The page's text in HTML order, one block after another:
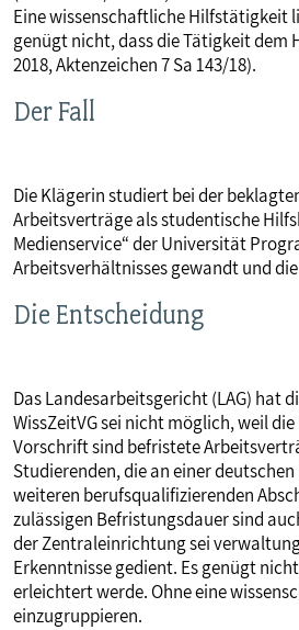
MITBESTIMMUNG
MITGLIEDSCHAFT & SERVICE
Eine wissenschaftliche Hilfstätigkeit
genügt nicht, dass die Tätigkeit dem
2018, Aktenzeichen 7 Sa 143/18).
Der Fall
Die Klägerin studiert bei der
Arbeitsverträge als studentische
Medienservice“ der Universität
Arbeitsverhältnisses gewandt und
Die Entscheidung
Das Landesarbeitsgericht (LAG) hat
WissZeitVG sei nicht möglich, weil
Vorschrift sind befristete
Studierenden, die an einer
weiteren berufsqualifizierenden
zulässigen Befristungsdauer sind
der Zentraleinrichtung sei
Erkenntnisse gedient. Es genügt
erleichtert werde. Ohne eine
einzugruppieren.